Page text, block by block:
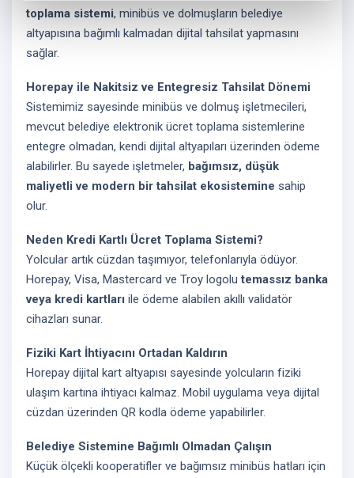
toplama sistemi, minibüs ve dolmuşların belediye
altyapısına bağımlı kalmadan dijital tahsilat yapmasını
sağlar.
Horepay ile Nakitsiz ve Entegresiz Tahsilat Dönemi
Sistemimiz sayesinde minibüs ve dolmuş işletmecileri,
mevcut belediye elektronik ücret toplama sistemlerine
entegre olmadan, kendi dijital altyapıları üzerinden ödeme
alabilirler. Bu sayede işletmeler, bağımsız, düşük
maliyetli ve modern bir tahsilat ekosistemine sahip
olur.
Neden Kredi Kartlı Ücret Toplama Sistemi?
Yolcular artık cüzdan taşımıyor, telefonlarıyla ödüyor.
Horepay, Visa, Mastercard ve Troy logolutemassız banka
veya kredi kartları ile ödeme alabilen akıllı validatör
cihazları sunar.
Fiziki Kart İhtiyacını Ortadan Kaldırın
Horepay dijital kart altyapısı sayesinde yolcuların fiziki
ulaşım kartına ihtiyacı kalmaz. Mobil uygulama veya dijital
cüzdan üzerinden QR kodla ödeme yapabilirler.
Belediye Sistemine Bağımlı Olmadan Çalışın
Küçük ölçekli kooperatifler ve bağımsız minibüs hatları için